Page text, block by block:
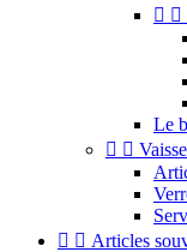
 
Le
 
  Articles